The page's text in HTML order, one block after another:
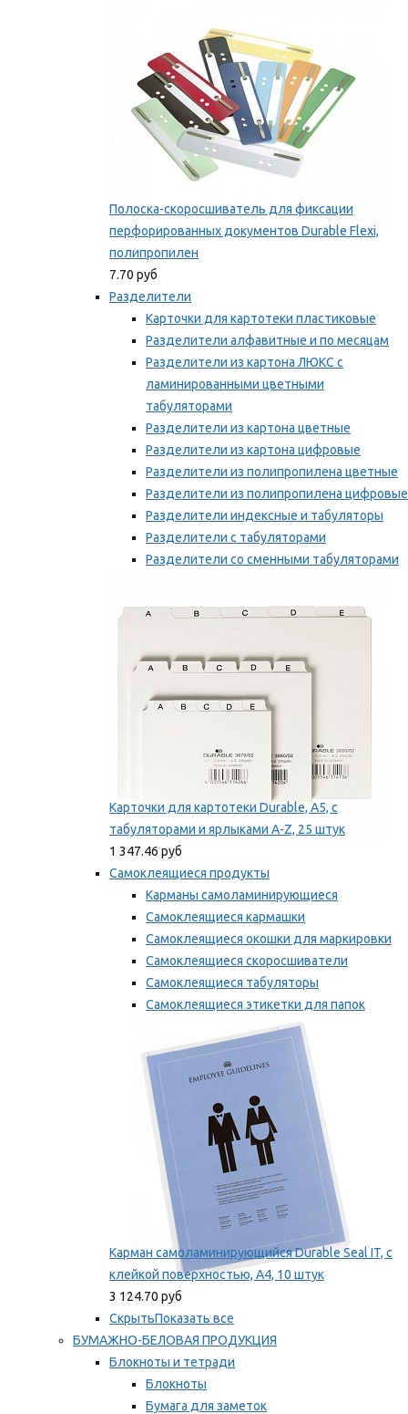
Полоска-скоросшиватель для фиксации
перфорированных документов Durable Flexi,
полипропилен
7.70 руб
Разделители
Карточки для картотеки пластиковые
Разделители алфавитные и по месяцам
Разделители из картона ЛЮКС с
ламинированными цветными
табуляторами
Разделители из картона цветные
Разделители из картона цифровые
Разделители из полипропилена цветные
Разделители из полипропилена цифровые
Разделители индексные и табуляторы
Разделители с табуляторами
Разделители со сменными табуляторами
Карточки для картотеки Durable, A5, с
табуляторами и ярлыками A-Z, 25 штук
1 347.46 руб
Самоклеящиеся продукты
Карманы самоламинирующиеся
Самоклеящиеся кармашки
Самоклеящиеся окошки для маркировки
Самоклеящиеся скоросшиватели
Самоклеящиеся табуляторы
Самоклеящиеся этикетки для папок
Таблички для маркировки
Мы рекомендуем
Карман самоламинирующийся Durable Seal IT, с
клейкой поверхностью, A4, 10 штук
3 124.70 руб
СкрытьПоказать все
БУМАЖНО-БЕЛОВАЯ ПРОДУКЦИЯ
Блокноты и тетради
Блокноты
Бумага для заметок